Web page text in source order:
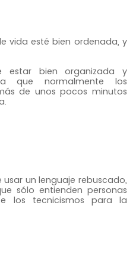
vida esté bien ordenada, y
estar bien organizada y
que normalmente los
de unos pocos minutos
un lenguaje rebuscado,
sólo entienden personas
los tecnicismos para la